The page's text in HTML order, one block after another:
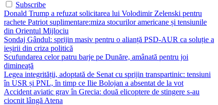
Subscribe
Donald Trump a refuzat solicitarea lui Volodimir Zelenski pentru
rachete Patriot suplimentare:miza stocurilor americane și tensiunile
din Orientul Mijlociu
Sondaj Gândul: sprijin masiv pentru o alianță PSD-AUR ca soluție a
ieșirii din criza politică
Scufundarea celor patru barje pe Dunăre, amânată pentru joi
dimineață
Legea integrității, adoptată de Senat cu sprijin transpartinic: tensiuni
în USR și PNL, în timp ce Ilie Bolojan a absentat de la vot
Accident aviatic grav în Grecia: două elicoptere de stingere s-au
ciocnit lângă Atena